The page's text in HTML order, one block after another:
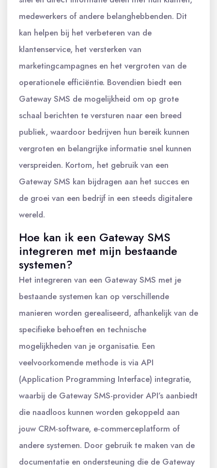
medewerkers of andere belanghebbenden. Dit
kan helpen bij het verbeteren van de
klantenservice, het versterken van
marketingcampagnes en het vergroten van de
operationele efficiëntie. Bovendien biedt een
Gateway SMS de mogelijkheid om op grote
schaal berichten te versturen naar een breed
publiek, waardoor bedrijven hun bereik kunnen
vergroten en belangrijke informatie snel kunnen
verspreiden. Kortom, het gebruik van een
Gateway SMS kan bijdragen aan het succes en
de groei van een bedrijf in een steeds digitalere
wereld.
Hoe kan ik een Gateway SMS
integreren met mijn bestaande
systemen?
Het integreren van een Gateway SMS met je
bestaande systemen kan op verschillende
manieren worden gerealiseerd, afhankelijk van de
specifieke behoeften en technische
mogelijkheden van je organisatie. Een
veelvoorkomende methode is via API
(Application Programming Interface) integratie,
waarbij de Gateway SMS-provider API’s aanbiedt
die naadloos kunnen worden gekoppeld aan
jouw CRM-software, e-commerceplatform of
andere systemen. Door gebruik te maken van de
documentatie en ondersteuning die de Gateway